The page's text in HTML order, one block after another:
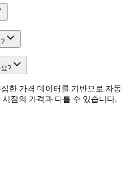
?
한 가격 데이터를 기반으로 자동
점의 가격과 다를 수 있습니다.